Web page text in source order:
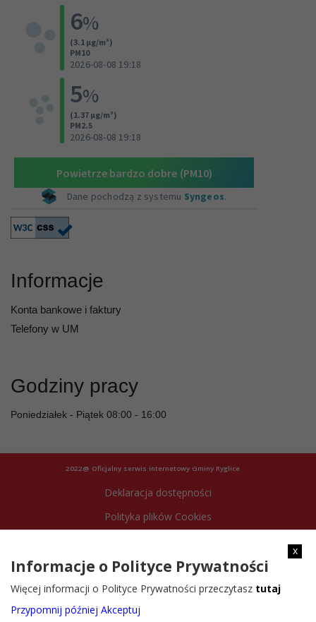
Informacje
Konta bankowe i faktury
Telefony w UM
Godziny pracy
Poniedziałek - Piątek 08:00 - 16:00
2022@ Oficjalny serwis internetowy Gminy Ryglice
Deklaracja dostępności
Polityka plików Cookies
x
Informacje o Polityce Prywatności
Więcej informacji o Polityce Prywatności przeczytasz tutaj
Przypomnij później Akceptuj